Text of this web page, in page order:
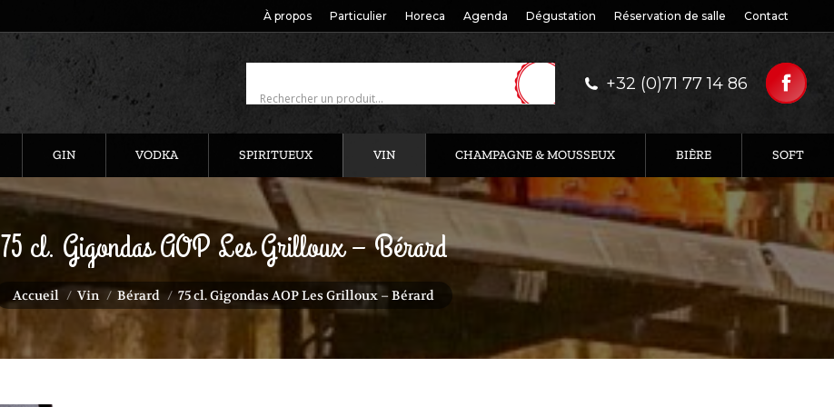
À propos Particulier Horeca Agenda Dégustation Réservation de salle Contact
+32 (0)71 77 14 86
GIN VODKA SPIRITUEUX VIN CHAMPAGNE & MOUSSEUX BIÈRE SOFT
75 cl. Gigondas AOP Les Grilloux – Bérard
Accueil Vin Bérard 75 cl. Gigondas AOP Les Grilloux – Bérard